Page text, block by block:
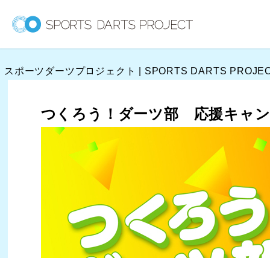
キスポーツダーツプロジェクト | SPORTS DARTS
つくろう！ダーツ部 応援キャ